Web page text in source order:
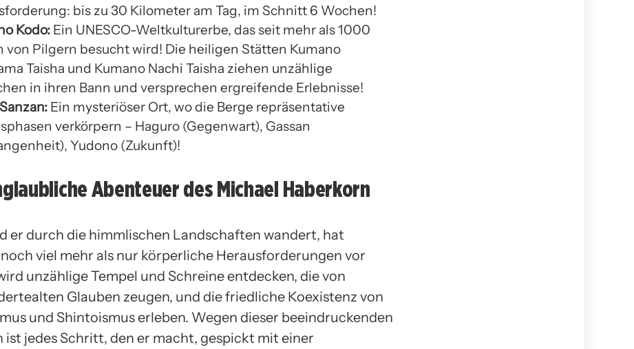
bis zu 30 Kilometer am Tag, im Schnitt 6 Wochen!
Kodo: Ein UNESCO-Weltkulturerbe, das seit mehr als 1000
von Pilgern besucht wird! Die heiligen Stätten Kumano
Taisha und Kumano Nachi Taisha ziehen unzählige
in ihren Bann und versprechen ergreifende Erlebnisse!
Ein mysteriöser Ort, wo die Berge repräsentative
verkörpern – Haguro (Gegenwart), Gassan
Yudono (Zukunft)!
Abenteuer des Michael Haberkorn
er durch die himmlischen Landschaften wandert, hat
viel mehr als nur körperliche Herausforderungen vor
unzählige Tempel und Schreine entdecken, die von
Glauben zeugen, und die friedliche Koexistenz von
und Shintoismus erleben. Wegen dieser beeindruckenden
ist jedes Schritt, den er macht, gespickt mit einer